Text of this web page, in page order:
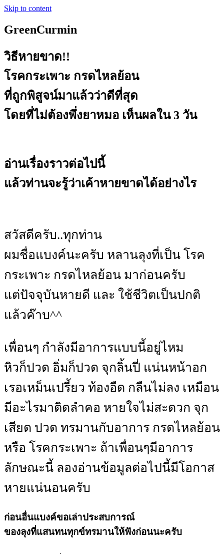
Skip to content
GreenCurmin
วิธีหายขาด!!
โรคกระเพาะ กรดไหลย้อน
ที่ถูกพิสูจน์มาแล้วว่าดีที่สุด
โดยที่ไม่ต้องพึ่งยาหมอ เห็นผลใน 3 วัน
อ่านเรื่องราวต่อไปนี้
แล้วท่านจะรู้ว่าเค้าหายขาดได้อย่างไร
สวัสดีครับ..ทุกท่าน
ผมชื่อแบงค์นะครับ หลานลุงที่เป็น โรค
กระเพาะ กรดไหลย้อน มาก่อนครับ
แต่ปัจจุบันหายดี และ ใช้ชีวิตเป็นปกติ
แล้วค๊าบ^^
เพื่อนๆ กำลังมีอาการแบบนี้อยู่ไหม
หิวก็ปวด อิ่มก็ปวด จุกลิ้นปี่ แน่นหน้าอก
เรอเหม็นเปรี้ยว ท้องอืด กลืนไม่ลง เหมือน
มีอะไรมาติดลำคอ หายใจไม่สะดวก จุก
เสียด ปวด ทรมานกับอาการ กรดไหลย้อน
หรือ โรคกระเพาะ ถ้าเพื่อนๆมีอาการ
ลักษณะนี้ ลองอ่านข้อมูลต่อไปนี้มีโอกาส
หายแน่นอนครับ
ก่อนอื่นแบงค์ขอเล่าประสบการณ์
ของลุงที่แสนทนทุกข์ทรมานให้ฟังก่อนนะครับ